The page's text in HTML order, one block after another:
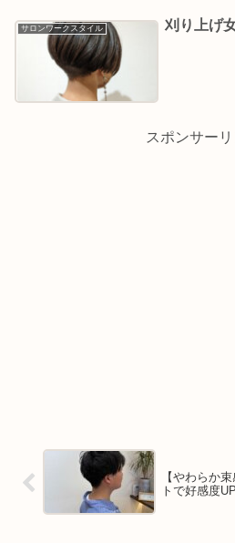
サロンワークスタイル 刈り上げ
スポンサーリ
【やわらか
トで好感度